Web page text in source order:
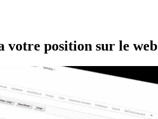
votre position sur le web